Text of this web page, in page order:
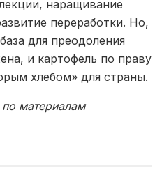
наращивание
переработки. Но,
для преодоления
и картофель по праву
хлебом» для страны.
материалам